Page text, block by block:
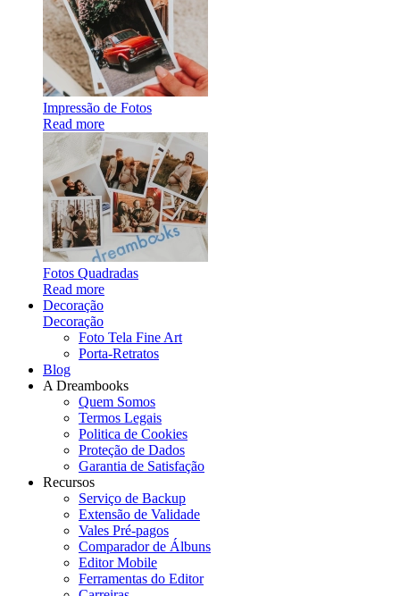
Impressão de Fotos
Read more
Fotos Quadradas
Read more
Decoração
Decoração
Foto Tela Fine Art
Porta-Retratos
Blog
A Dreambooks
Quem Somos
Termos Legais
Politica de Cookies
Proteção de Dados
Garantia de Satisfação
Recursos
Serviço de Backup
Extensão de Validade
Vales Pré-pagos
Comparador de Álbuns
Editor Mobile
Ferramentas do Editor